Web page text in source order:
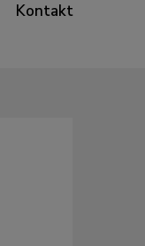
Kontakt